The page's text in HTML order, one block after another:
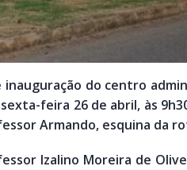
do centro
feira 26 de abril, às
Armando, esquina da
Izalino Moreira de